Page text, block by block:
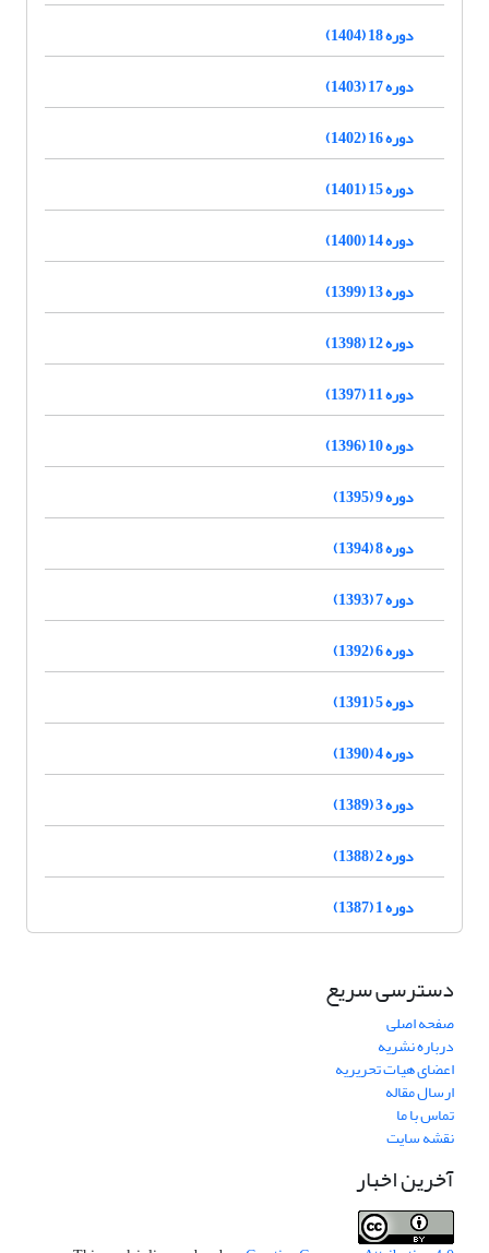
دوره 18 (1404)
دوره 17 (1403)
دوره 16 (1402)
دوره 15 (1401)
دوره 14 (1400)
دوره 13 (1399)
دوره 12 (1398)
دوره 11 (1397)
دوره 10 (1396)
دوره 9 (1395)
دوره 8 (1394)
دوره 7 (1393)
دوره 6 (1392)
دوره 5 (1391)
دوره 4 (1390)
دوره 3 (1389)
دوره 2 (1388)
دوره 1 (1387)
دسترسی سریع
صفحه اصلی
درباره نشریه
اعضای هیات تحریریه
ارسال مقاله
تماس با ما
نقشه سایت
آخرین اخبار